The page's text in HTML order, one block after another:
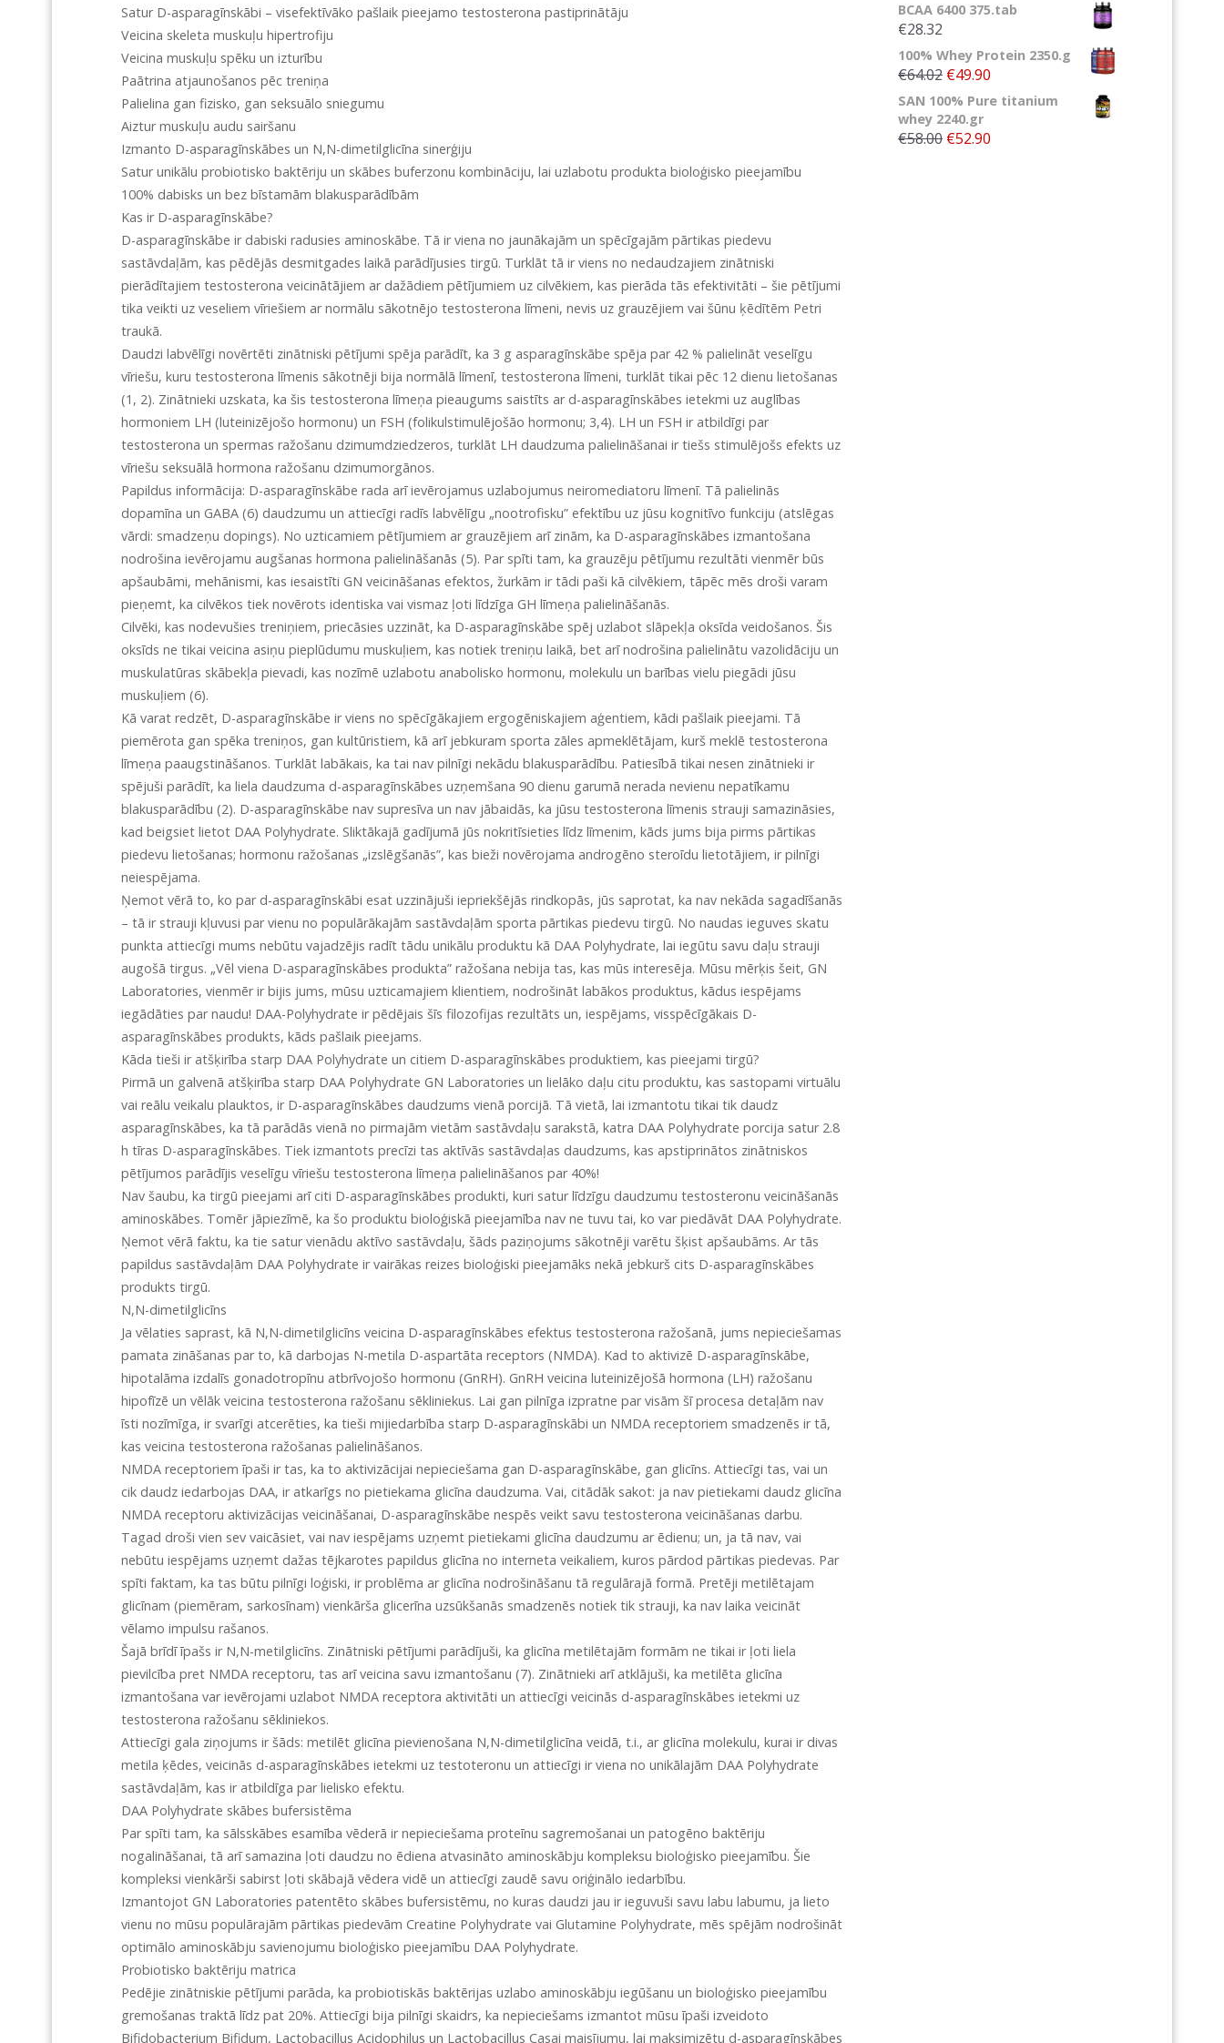
Satur D-asparagīnskābi – visefektīvāko pašlaik pieejamo testosterona pastiprinātāju
Veicina skeleta muskuļu hipertrofiju
Veicina muskuļu spēku un izturību
Paātrina atjaunošanos pēc treniņa
Palielina gan fizisko, gan seksuālo sniegumu
Aiztur muskuļu audu sairšanu
Izmanto D-asparagīnskābes un N,N-dimetilglicīna sinerģiju
Satur unikālu probiotisko baktēriju un skābes buferzonu kombināciju, lai uzlabotu produkta bioloģisko pieejamību
100% dabisks un bez bīstamām blakusparādībām
Kas ir D-asparagīnskābe?
D-asparagīnskābe ir dabiski radusies aminoskābe. Tā ir viena no jaunākajām un spēcīgajām pārtikas piedevu
sastāvdaļām, kas pēdējās desmitgades laikā parādījusies tirgū. Turklāt tā ir viens no nedaudzajiem zinātniski
pierādītajiem testosterona veicinātājiem ar dažādiem pētījumiem uz cilvēkiem, kas pierāda tās efektivitāti – šie pētījumi
tika veikti uz veseliem vīriešiem ar normālu sākotnējo testosterona līmeni, nevis uz grauzējiem vai šūnu ķēdītēm Petri
traukā.
Daudzi labvēlīgi novērtēti zinātniski pētījumi spēja parādīt, ka 3 g asparagīnskābe spēja par 42 % palielināt veselīgu
vīriešu, kuru testosterona līmenis sākotnēji bija normālā līmenī, testosterona līmeni, turklāt tikai pēc 12 dienu lietošanas
(1, 2). Zinātnieki uzskata, ka šis testosterona līmeņa pieaugums saistīts ar d-asparagīnskābes ietekmi uz auglības
hormoniem LH (luteinizējošo hormonu) un FSH (folikulstimulējošāo hormonu; 3,4). LH un FSH ir atbildīgi par
testosterona un spermas ražošanu dzimumdziedzeros, turklāt LH daudzuma palielināšanai ir tiešs stimulējošs efekts uz
vīriešu seksuālā hormona ražošanu dzimumorgānos.
Papildus informācija: D-asparagīnskābe rada arī ievērojamus uzlabojumus neiromediatoru līmenī. Tā palielinās
dopamīna un GABA (6) daudzumu un attiecīgi radīs labvēlīgu „nootrofisku” efektību uz jūsu kognitīvo funkciju (atslēgas
vārdi: smadzeņu dopings). No uzticamiem pētījumiem ar grauzējiem arī zinām, ka D-asparagīnskābes izmantošana
nodrošina ievērojamu augšanas hormona palielināšanās (5). Par spīti tam, ka grauzēju pētījumu rezultāti vienmēr būs
apšaubāmi, mehānismi, kas iesaistīti GN veicināšanas efektos, žurkām ir tādi paši kā cilvēkiem, tāpēc mēs droši varam
pieņemt, ka cilvēkos tiek novērots identiska vai vismaz ļoti līdzīga GH līmeņa palielināšanās.
Cilvēki, kas nodevušies treniņiem, priecāsies uzzināt, ka D-asparagīnskābe spēj uzlabot slāpekļa oksīda veidošanos. Šis
oksīds ne tikai veicina asiņu pieplūdumu muskuļiem, kas notiek treniņu laikā, bet arī nodrošina palielinātu vazolidāciju un
muskulatūras skābekļa pievadi, kas nozīmē uzlabotu anabolisko hormonu, molekulu un barības vielu piegādi jūsu
muskuļiem (6).
Kā varat redzēt, D-asparagīnskābe ir viens no spēcīgākajiem ergogēniskajiem aģentiem, kādi pašlaik pieejami. Tā
piemērota gan spēka treniņos, gan kultūristiem, kā arī jebkuram sporta zāles apmeklētājam, kurš meklē testosterona
līmeņa paaugstināšanos. Turklāt labākais, ka tai nav pilnīgi nekādu blakusparādību. Patiesībā tikai nesen zinātnieki ir
spējuši parādīt, ka liela daudzuma d-asparagīnskābes uzņemšana 90 dienu garumā nerada nevienu nepatīkamu
blakusparādību (2). D-asparagīnskābe nav supresīva un nav jābaidās, ka jūsu testosterona līmenis strauji samazināsies,
kad beigsiet lietot DAA Polyhydrate. Sliktākajā gadījumā jūs nokritīsieties līdz līmenim, kāds jums bija pirms pārtikas
piedevu lietošanas; hormonu ražošanas „izslēgšanās”, kas bieži novērojama androgēno steroīdu lietotājiem, ir pilnīgi
neiespējama.
Ņemot vērā to, ko par d-asparagīnskābi esat uzzinājuši iepriekšējās rindkopās, jūs saprotat, ka nav nekāda sagadīšanās
– tā ir strauji kļuvusi par vienu no populārākajām sastāvdaļām sporta pārtikas piedevu tirgū. No naudas ieguves skatu
punkta attiecīgi mums nebūtu vajadzējis radīt tādu unikālu produktu kā DAA Polyhydrate, lai iegūtu savu daļu strauji
augošā tirgus. „Vēl viena D-asparagīnskābes produkta” ražošana nebija tas, kas mūs interesēja. Mūsu mērķis šeit, GN
Laboratories, vienmēr ir bijis jums, mūsu uzticamajiem klientiem, nodrošināt labākos produktus, kādus iespējams
iegādāties par naudu! DAA-Polyhydrate ir pēdējais šīs filozofijas rezultāts un, iespējams, visspēcīgākais D-
asparagīnskābes produkts, kāds pašlaik pieejams.
Kāda tieši ir atšķirība starp DAA Polyhydrate un citiem D-asparagīnskābes produktiem, kas pieejami tirgū?
Pirmā un galvenā atšķirība starp DAA Polyhydrate GN Laboratories un lielāko daļu citu produktu, kas sastopami virtuālu
vai reālu veikalu plauktos, ir D-asparagīnskābes daudzums vienā porcijā. Tā vietā, lai izmantotu tikai tik daudz
asparagīnskābes, ka tā parādās vienā no pirmajām vietām sastāvdaļu sarakstā, katra DAA Polyhydrate porcija satur 2.8
h tīras D-asparagīnskābes. Tiek izmantots precīzi tas aktīvās sastāvdaļas daudzums, kas apstiprinātos zinātniskos
pētījumos parādījis veselīgu vīriešu testosterona līmeņa palielināšanos par 40%!
Nav šaubu, ka tirgū pieejami arī citi D-asparagīnskābes produkti, kuri satur līdzīgu daudzumu testosteronu veicināšanās
aminoskābes. Tomēr jāpiezīmē, ka šo produktu bioloģiskā pieejamība nav ne tuvu tai, ko var piedāvāt DAA Polyhydrate.
Ņemot vērā faktu, ka tie satur vienādu aktīvo sastāvdaļu, šāds paziņojums sākotnēji varētu šķist apšaubāms. Ar tās
papildus sastāvdaļām DAA Polyhydrate ir vairākas reizes bioloģiski pieejamāks nekā jebkurš cits D-asparagīnskābes
produkts tirgū.
N,N-dimetilglicīns
Ja vēlaties saprast, kā N,N-dimetilglicīns veicina D-asparagīnskābes efektus testosterona ražošanā, jums nepieciešamas
pamata zināšanas par to, kā darbojas N-metila D-aspartāta receptors (NMDA). Kad to aktivizē D-asparagīnskābe,
hipotalāma izdalīs gonadotropīnu atbrīvojošo hormonu (GnRH). GnRH veicina luteinizējošā hormona (LH) ražošanu
hipofīzē un vēlāk veicina testosterona ražošanu sēkliniekus. Lai gan pilnīga izpratne par visām šī procesa detaļām nav
īsti nozīmīga, ir svarīgi atcerēties, ka tieši mijiedarbība starp D-asparagīnskābi un NMDA receptoriem smadzenēs ir tā,
kas veicina testosterona ražošanas palielināšanos.
NMDA receptoriem īpaši ir tas, ka to aktivizācijai nepieciešama gan D-asparagīnskābe, gan glicīns. Attiecīgi tas, vai un
cik daudz iedarbojas DAA, ir atkarīgs no pietiekama glicīna daudzuma. Vai, citādāk sakot: ja nav pietiekami daudz glicīna
NMDA receptoru aktivizācijas veicināšanai, D-asparagīnskābe nespēs veikt savu testosterona veicināšanas darbu.
Tagad droši vien sev vaicāsiet, vai nav iespējams uzņemt pietiekami glicīna daudzumu ar ēdienu; un, ja tā nav, vai
nebūtu iespējams uzņemt dažas tējkarotes papildus glicīna no interneta veikaliem, kuros pārdod pārtikas piedevas. Par
spīti faktam, ka tas būtu pilnīgi loģiski, ir problēma ar glicīna nodrošināšanu tā regulārajā formā. Pretēji metilētajam
glicīnam (piemēram, sarkosīnam) vienkārša glicerīna uzsūkšanās smadzenēs notiek tik strauji, ka nav laika veicināt
vēlamo impulsu rašanos.
Šajā brīdī īpašs ir N,N-metilglicīns. Zinātniski pētījumi parādījuši, ka glicīna metilētajām formām ne tikai ir ļoti liela
pievilcība pret NMDA receptoru, tas arī veicina savu izmantošanu (7). Zinātnieki arī atklājuši, ka metilēta glicīna
izmantošana var ievērojami uzlabot NMDA receptora aktivitāti un attiecīgi veicinās d-asparagīnskābes ietekmi uz
testosterona ražošanu sēkliniekos.
Attiecīgi gala ziņojums ir šāds: metilēt glicīna pievienošana N,N-dimetilglicīna veidā, t.i., ar glicīna molekulu, kurai ir divas
metila ķēdes, veicinās d-asparagīnskābes ietekmi uz testoteronu un attiecīgi ir viena no unikālajām DAA Polyhydrate
sastāvdaļām, kas ir atbildīga par lielisko efektu.
DAA Polyhydrate skābes bufersistēma
Par spīti tam, ka sālsskābes esamība vēderā ir nepieciešama proteīnu sagremošanai un patogēno baktēriju
nogalināšanai, tā arī samazina ļoti daudzu no ēdiena atvasināto aminoskābju kompleksu bioloģisko pieejamību. Šie
kompleksi vienkārši sabirst ļoti skābajā vēdera vidē un attiecīgi zaudē savu oriģinālo iedarbību.
Izmantojot GN Laboratories patentēto skābes bufersistēmu, no kuras daudzi jau ir ieguvuši savu labu labumu, ja lieto
vienu no mūsu populārajām pārtikas piedevām Creatine Polyhydrate vai Glutamine Polyhydrate, mēs spējām nodrošināt
optimālo aminoskābju savienojumu bioloģisko pieejamību DAA Polyhydrate.
Probiotisko baktēriju matrica
Pedējie zinātniskie pētījumi parāda, ka probiotiskās baktērijas uzlabo aminoskābju iegūšanu un bioloģisko pieejamību
gremošanas traktā līdz pat 20%. Attiecīgi bija pilnīgi skaidrs, ka nepieciešams izmantot mūsu īpaši izveidoto
Bifidobacterium Bifidum, Lactobacillus Acidophilus un Lactobacillus Casai maisījumu, lai maksimizētu d-asparagīnskābes
BCAA 6400 375.tab
€28.32
100% Whey Protein 2350.g
€64.02 €49.90
SAN 100% Pure titanium
whey 2240.gr
€58.00 €52.90